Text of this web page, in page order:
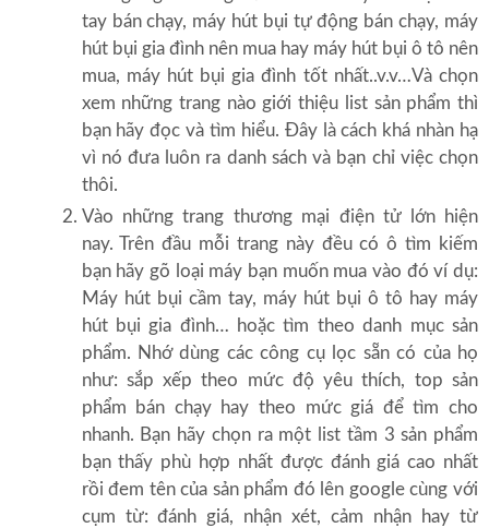
tay bán chạy, máy hút bụi tự động bán chạy, máy
hút bụi gia đình nên mua hay máy hút bụi ô tô nên
mua, máy hút bụi gia đình tốt nhất..v.v…Và chọn
xem những trang nào giới thiệu list sản phẩm thì
bạn hãy đọc và tìm hiểu. Đây là cách khá nhàn hạ
vì nó đưa luôn ra danh sách và bạn chỉ việc chọn
thôi.
Vào những trang thương mại điện tử lớn hiện
nay. Trên đầu mỗi trang này đều có ô tìm kiếm
bạn hãy gõ loại máy bạn muốn mua vào đó ví dụ:
Máy hút bụi cầm tay, máy hút bụi ô tô hay máy
hút bụi gia đình… hoặc tìm theo danh mục sản
phẩm. Nhớ dùng các công cụ lọc sẵn có của họ
như: sắp xếp theo mức độ yêu thích, top sản
phẩm bán chạy hay theo mức giá để tìm cho
nhanh. Bạn hãy chọn ra một list tầm 3 sản phẩm
bạn thấy phù hợp nhất được đánh giá cao nhất
rồi đem tên của sản phẩm đó lên google cùng với
cụm từ: đánh giá, nhận xét, cảm nhận hay từ